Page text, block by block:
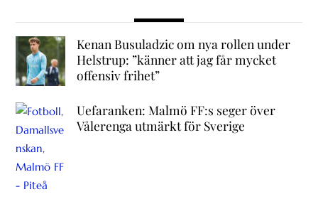
Kenan Busuladzic om nya rollen under
Helstrup: ”känner att jag får mycket
offensiv frihet”
Uefaranken: Malmö FF:s seger över
Vålerenga utmärkt för Sverige